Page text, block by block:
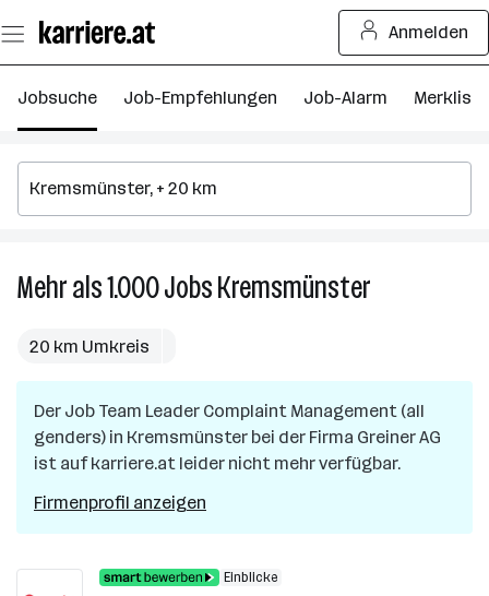
Seiteninhalt
springen
Anmelden
Jobsuche Job-Empfehlungen Job-Alarm Merkliste
Mehr als 1.000JobsKremsmünster
in
20 km Umkreis
Der Job Team Leader Complaint Management (all
genders) in Kremsmünster bei der Firma Greiner AG
ist auf karriere.at leider nicht mehr verfügbar.
Firmenprofil anzeigen
Einblicke